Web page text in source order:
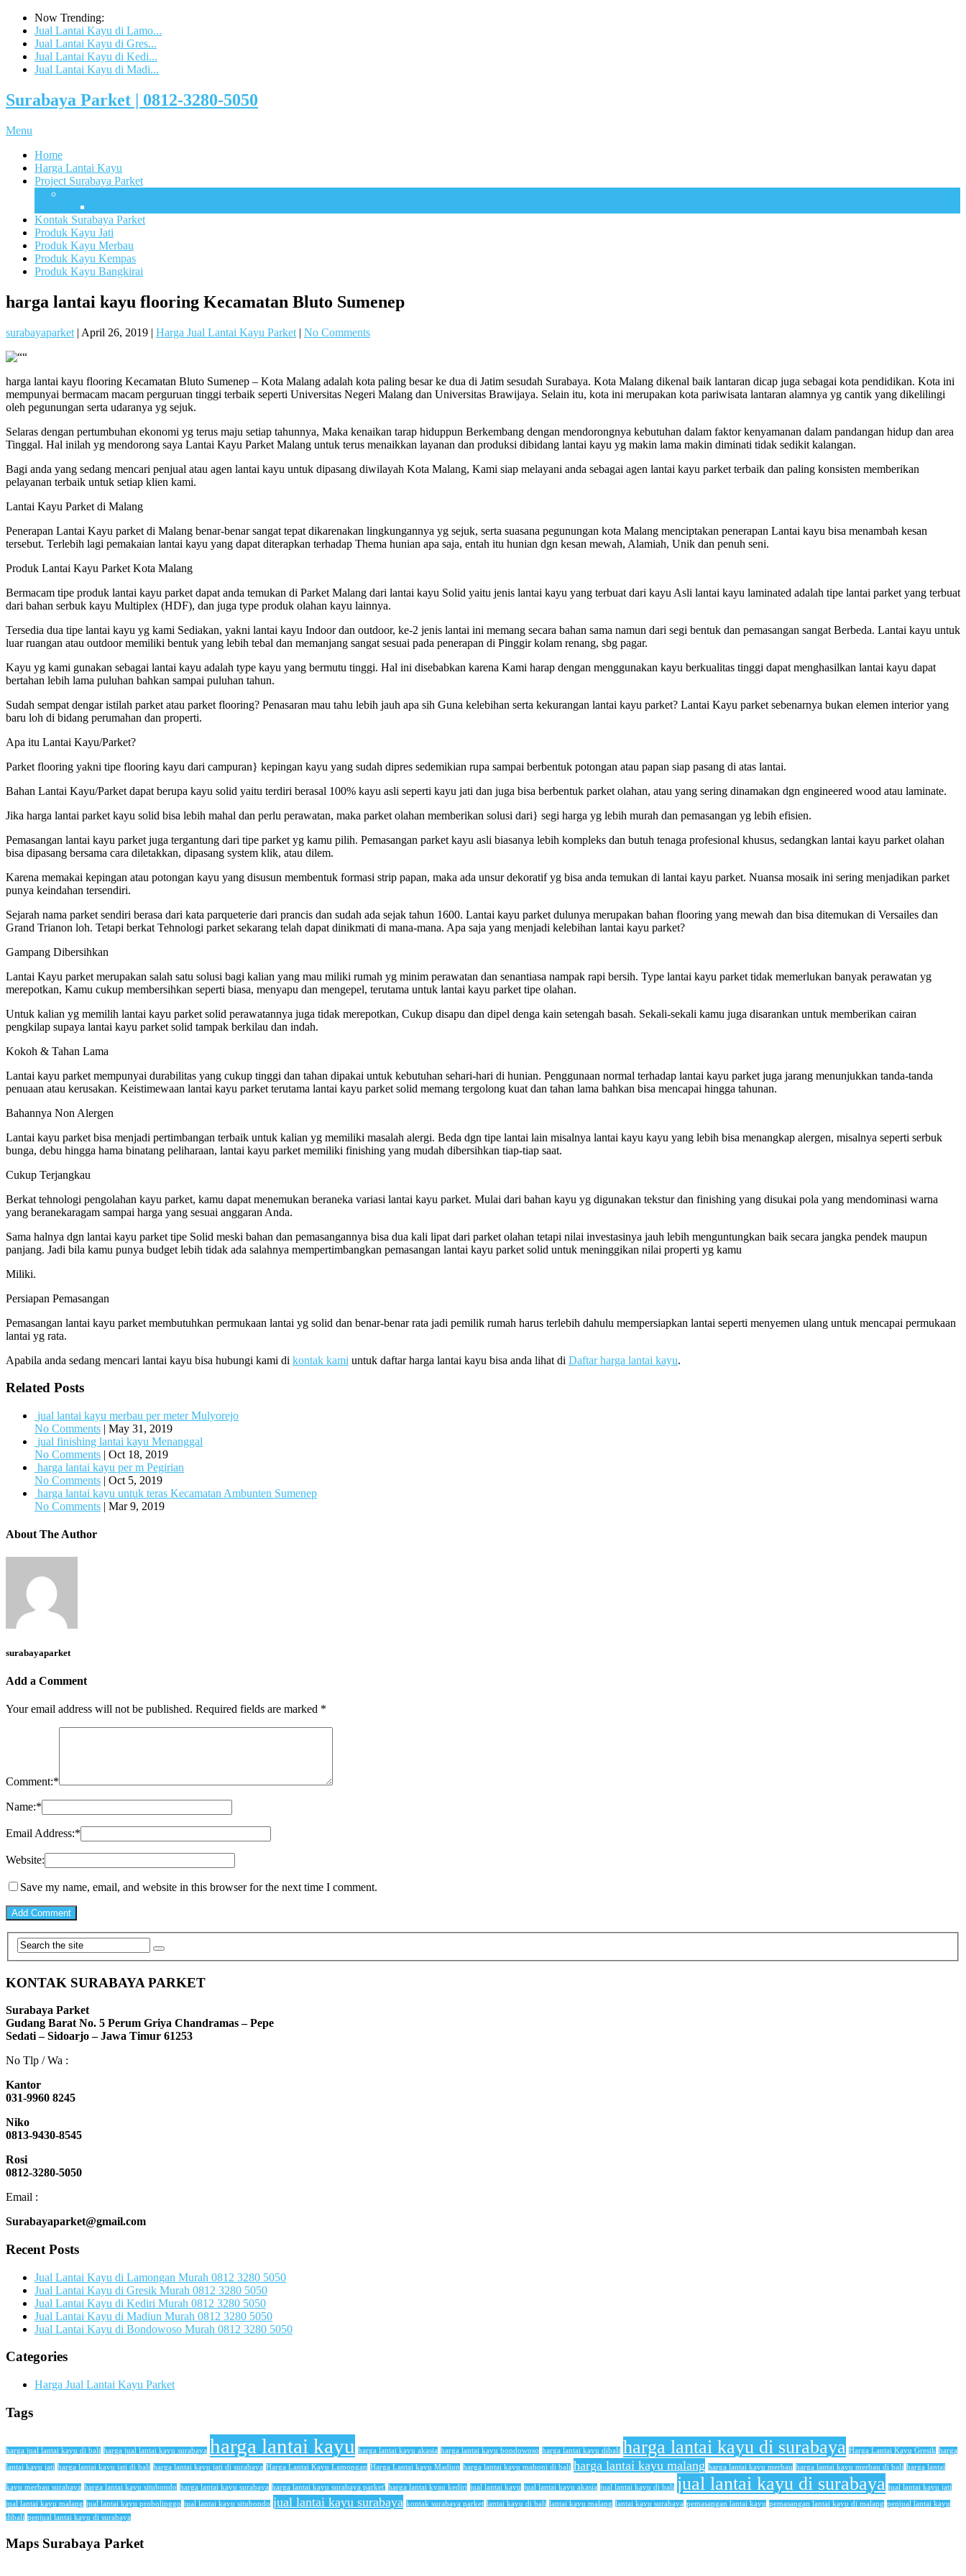
Now Trending:
Jual Lantai Kayu di Lamo...
Jual Lantai Kayu di Gres...
Jual Lantai Kayu di Kedi...
Jual Lantai Kayu di Madi...
Surabaya Parket | 0812-3280-5050
Menu
Home
Harga Lantai Kayu
Project Surabaya Parket
Kontak Surabaya Parket
Produk Kayu Jati
Produk Kayu Merbau
Produk Kayu Kempas
Produk Kayu Bangkirai
harga lantai kayu flooring Kecamatan Bluto Sumenep
surabayaparket | April 26, 2019 | Harga Jual Lantai Kayu Parket | No Comments
harga lantai kayu flooring Kecamatan Bluto Sumenep – Kota Malang adalah kota paling besar ke dua di Jatim sesudah Surabaya. Kota Malang dikenal baik lantaran dicap juga sebagai kota pendidikan. Kota ini
mempunyai bermacam macam perguruan tinggi terbaik seperti Universitas Negeri Malang dan Universitas Brawijaya. Selain itu, kota ini merupakan kota pariwisata lantaran alamnya yg cantik yang dikelilingi
oleh pegunungan serta udaranya yg sejuk.
Selaras dengan pertumbuhan ekonomi yg terus maju setiap tahunnya, Maka kenaikan tarap hiduppun Berkembang dengan mendorongnya kebutuhan dalam faktor kenyamanan dalam pandangan hidup dan area
Tinggal. Hal inilah yg mendorong saya Lantai Kayu Parket Malang untuk terus menaikkan layanan dan produksi dibidang lantai kayu yg makin lama makin diminati tidak sedikit kalangan.
Bagi anda yang sedang mencari penjual atau agen lantai kayu untuk dipasang diwilayah Kota Malang, Kami siap melayani anda sebagai agen lantai kayu parket terbaik dan paling konsisten memberikan
pelayanan terbaik untuk setiap klien kami.
Lantai Kayu Parket di Malang
Penerapan Lantai Kayu parket di Malang benar-benar sangat tepat dikarenakan lingkungannya yg sejuk, serta suasana pegunungan kota Malang menciptakan penerapan Lantai kayu bisa menambah kesan
tersebut. Terlebih lagi pemakaian lantai kayu yang dapat diterapkan terhadap Thema hunian apa saja, entah itu hunian dgn kesan mewah, Alamiah, Unik dan penuh seni.
Produk Lantai Kayu Parket Kota Malang
Bermacam tipe produk lantai kayu parket dapat anda temukan di Parket Malang dari lantai kayu Solid yaitu jenis lantai kayu yang terbuat dari kayu Asli lantai kayu laminated adalah tipe lantai parket yang terbuat
dari bahan serbuk kayu Multiplex (HDF), dan juga type produk olahan kayu lainnya.
Tersedia dua tipe lantai kayu yg kami Sediakan, yakni lantai kayu Indoor dan outdoor, ke-2 jenis lantai ini memang secara bahan sama namun dari segi bentuk dan pemasangan sangat Berbeda. Lantai kayu untuk
luar ruangan atau outdoor memiliki bentuk yang lebih tebal dan memanjang sangat sesuai pada penerapan di Pinggir kolam renang, sbg pagar.
Kayu yg kami gunakan sebagai lantai kayu adalah type kayu yang bermutu tinggi. Hal ini disebabkan karena Kami harap dengan menggunakan kayu berkualitas tinggi dapat menghasilkan lantai kayu dapat
bertahan lebih lama puluhan bahkan sampai puluhan tahun.
Sudah sempat dengar istilah parket atau parket flooring? Penasaran mau tahu lebih jauh apa sih Guna kelebihan serta kekurangan lantai kayu parket? Lantai Kayu parket sebenarnya bukan elemen interior yang
baru loh di bidang perumahan dan properti.
Apa itu Lantai Kayu/Parket?
Parket flooring yakni tipe flooring kayu dari campuran} kepingan kayu yang sudah dipres sedemikian rupa sampai berbentuk potongan atau papan siap pasang di atas lantai.
Bahan Lantai Kayu/Parket dapat berupa kayu solid yaitu terdiri berasal 100% kayu asli seperti kayu jati dan juga bisa berbentuk parket olahan, atau yang sering dinamakan dgn engineered wood atau laminate.
Jika harga lantai parket kayu solid bisa lebih mahal dan perlu perawatan, maka parket olahan memberikan solusi dari} segi harga yg lebih murah dan pemasangan yg lebih efisien.
Pemasangan lantai kayu parket juga tergantung dari tipe parket yg kamu pilih. Pemasangan parket kayu asli biasanya lebih kompleks dan butuh tenaga profesional khusus, sedangkan lantai kayu parket olahan
bisa dipasang bersama cara diletakkan, dipasang system klik, atau dilem.
Karena memakai kepingan atau potongan kayu yang disusun membentuk formasi strip papan, maka ada unsur dekoratif yg bisa anda temukan di lantai kayu parket. Nuansa mosaik ini sering menjadikan parket
punya keindahan tersendiri.
Sejarah nama parket sendiri berasa dari kata parqueterie dari prancis dan sudah ada sejak tahun 1600. Lantai kayu parket dulunya merupakan bahan flooring yang mewah dan bisa ditemukan di Versailes dan
Grand Trianon loh. Tetapi berkat Tehnologi parket sekarang telah dapat dinikmati di mana-mana. Apa saja yang menjadi kelebihan lantai kayu parket?
Gampang Dibersihkan
Lantai Kayu parket merupakan salah satu solusi bagi kalian yang mau miliki rumah yg minim perawatan dan senantiasa nampak rapi bersih. Type lantai kayu parket tidak memerlukan banyak perawatan yg
merepotkan, Kamu cukup membersihkan seperti biasa, menyapu dan mengepel, terutama untuk lantai kayu parket tipe olahan.
Untuk kalian yg memilih lantai kayu parket solid perawatannya juga tidak merepotkan, Cukup disapu dan dipel denga kain setengah basah. Sekali-sekali kamu juga disarankan untuk memberikan cairan
pengkilap supaya lantai kayu parket solid tampak berkilau dan indah.
Kokoh & Tahan Lama
Lantai kayu parket mempunyai durabilitas yang cukup tinggi dan tahan dipakai untuk kebutuhan sehari-hari di hunian. Penggunaan normal terhadap lantai kayu parket juga jarang menunjukkan tanda-tanda
penuaan atau kerusakan. Keistimewaan lantai kayu parket terutama lantai kayu parket solid memang tergolong kuat dan tahan lama bahkan bisa mencapai hingga tahunan.
Bahannya Non Alergen
Lantai kayu parket bisa menjadi pertimbangan terbaik untuk kalian yg memiliki masalah alergi. Beda dgn tipe lantai lain misalnya lantai kayu kayu yang lebih bisa menangkap alergen, misalnya seperti serbuk
bunga, debu hingga hama binatang peliharaan, lantai kayu parket memiliki finishing yang mudah dibersihkan tiap-tiap saat.
Cukup Terjangkau
Berkat tehnologi pengolahan kayu parket, kamu dapat menemukan beraneka variasi lantai kayu parket. Mulai dari bahan kayu yg digunakan tekstur dan finishing yang disukai pola yang mendominasi warna
yang beranekaragam sampai harga yang sesuai anggaran Anda.
Sama halnya dgn lantai kayu parket tipe Solid meski bahan dan pemasangannya bisa dua kali lipat dari parket olahan tetapi nilai investasinya jauh lebih menguntungkan baik secara jangka pendek maupun
panjang. Jadi bila kamu punya budget lebih tidak ada salahnya mempertimbangkan pemasangan lantai kayu parket solid untuk meninggikan nilai properti yg kamu
Miliki.
Persiapan Pemasangan
Pemasangan lantai kayu parket membutuhkan permukaan lantai yg solid dan benar-benar rata jadi pemilik rumah harus terlebih dahulu mempersiapkan lantai seperti menyemen ulang untuk mencapai permukaan
lantai yg rata.
Apabila anda sedang mencari lantai kayu bisa hubungi kami di kontak kami untuk daftar harga lantai kayu bisa anda lihat di Daftar harga lantai kayu.
Related Posts
jual lantai kayu merbau per meter Mulyorejo
No Comments | May 31, 2019
jual finishing lantai kayu Menanggal
No Comments | Oct 18, 2019
harga lantai kayu per m Pegirian
No Comments | Oct 5, 2019
harga lantai kayu untuk teras Kecamatan Ambunten Sumenep
No Comments | Mar 9, 2019
About The Author
surabayaparket
Add a Comment
Your email address will not be published. Required fields are marked *
Comment:*
Name:*
Email Address:*
Website:
Save my name, email, and website in this browser for the next time I comment.
KONTAK SURABAYA PARKET
Surabaya Parket
Gudang Barat No. 5 Perum Griya Chandramas – Pepe
Sedati – Sidoarjo – Jawa Timur 61253
No Tlp / Wa :
Kantor
031-9960 8245
Niko
0813-9430-8545
Rosi
0812-3280-5050
Email :
Surabayaparket@gmail.com
Recent Posts
Jual Lantai Kayu di Lamongan Murah 0812 3280 5050
Jual Lantai Kayu di Gresik Murah 0812 3280 5050
Jual Lantai Kayu di Kediri Murah 0812 3280 5050
Jual Lantai Kayu di Madiun Murah 0812 3280 5050
Jual Lantai Kayu di Bondowoso Murah 0812 3280 5050
Categories
Harga Jual Lantai Kayu Parket
Tags
harga jual lantai kayu di bali harga jual lantai kayu surabaya harga lantai kayu harga lantai kayu akasia harga lantai kayu bondowoso harga lantai kayu dibali harga lantai kayu di surabaya Harga Lantai Kayu Gresik harga
lantai kayu jati harga lantai kayu jati di bali harga lantai kayu jati di surabaya Harga Lantai Kayu Lamongan Harga Lantai kayu Madiun harga lantai kayu mahoni di bali harga lantai kayu malang harga lantai kayu merbau harga lantai kayu merbau di bali harga lantai
kayu merbau surabaya harga lantai kayu situbondo harga lantai kayu surabaya harga lantai kayu surabaya parket' harga lantai kyau kediri jual lantai kayu jual lantai kayu akasia jual lantai kayu di bali jual lantai kayu di surabaya jual lantai kayu jati
jual lantai kayu malang jual lantai kayu probolinggo jual lantai kayu situbondo jual lantai kayu surabaya kontak surabaya parket lantai kayu di bali lantai kayu malang lantai kayu surabaya pemasangan lantai kayu pemasangan lantai kayu di malang penjual lantai kayu
dibali penjual lantai kayu di surabaya
Maps Surabaya Parket